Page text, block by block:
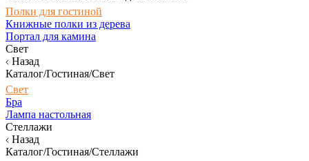
Полки для гостиной
Книжные полки из дерева
Портал для камина
Свет
Назад
Каталог/Гостиная/Свет
Свет
Бра
Лампа настольная
Стеллажи
Назад
Каталог/Гостиная/Стеллажи